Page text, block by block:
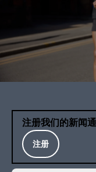
注册我们的新闻
注册